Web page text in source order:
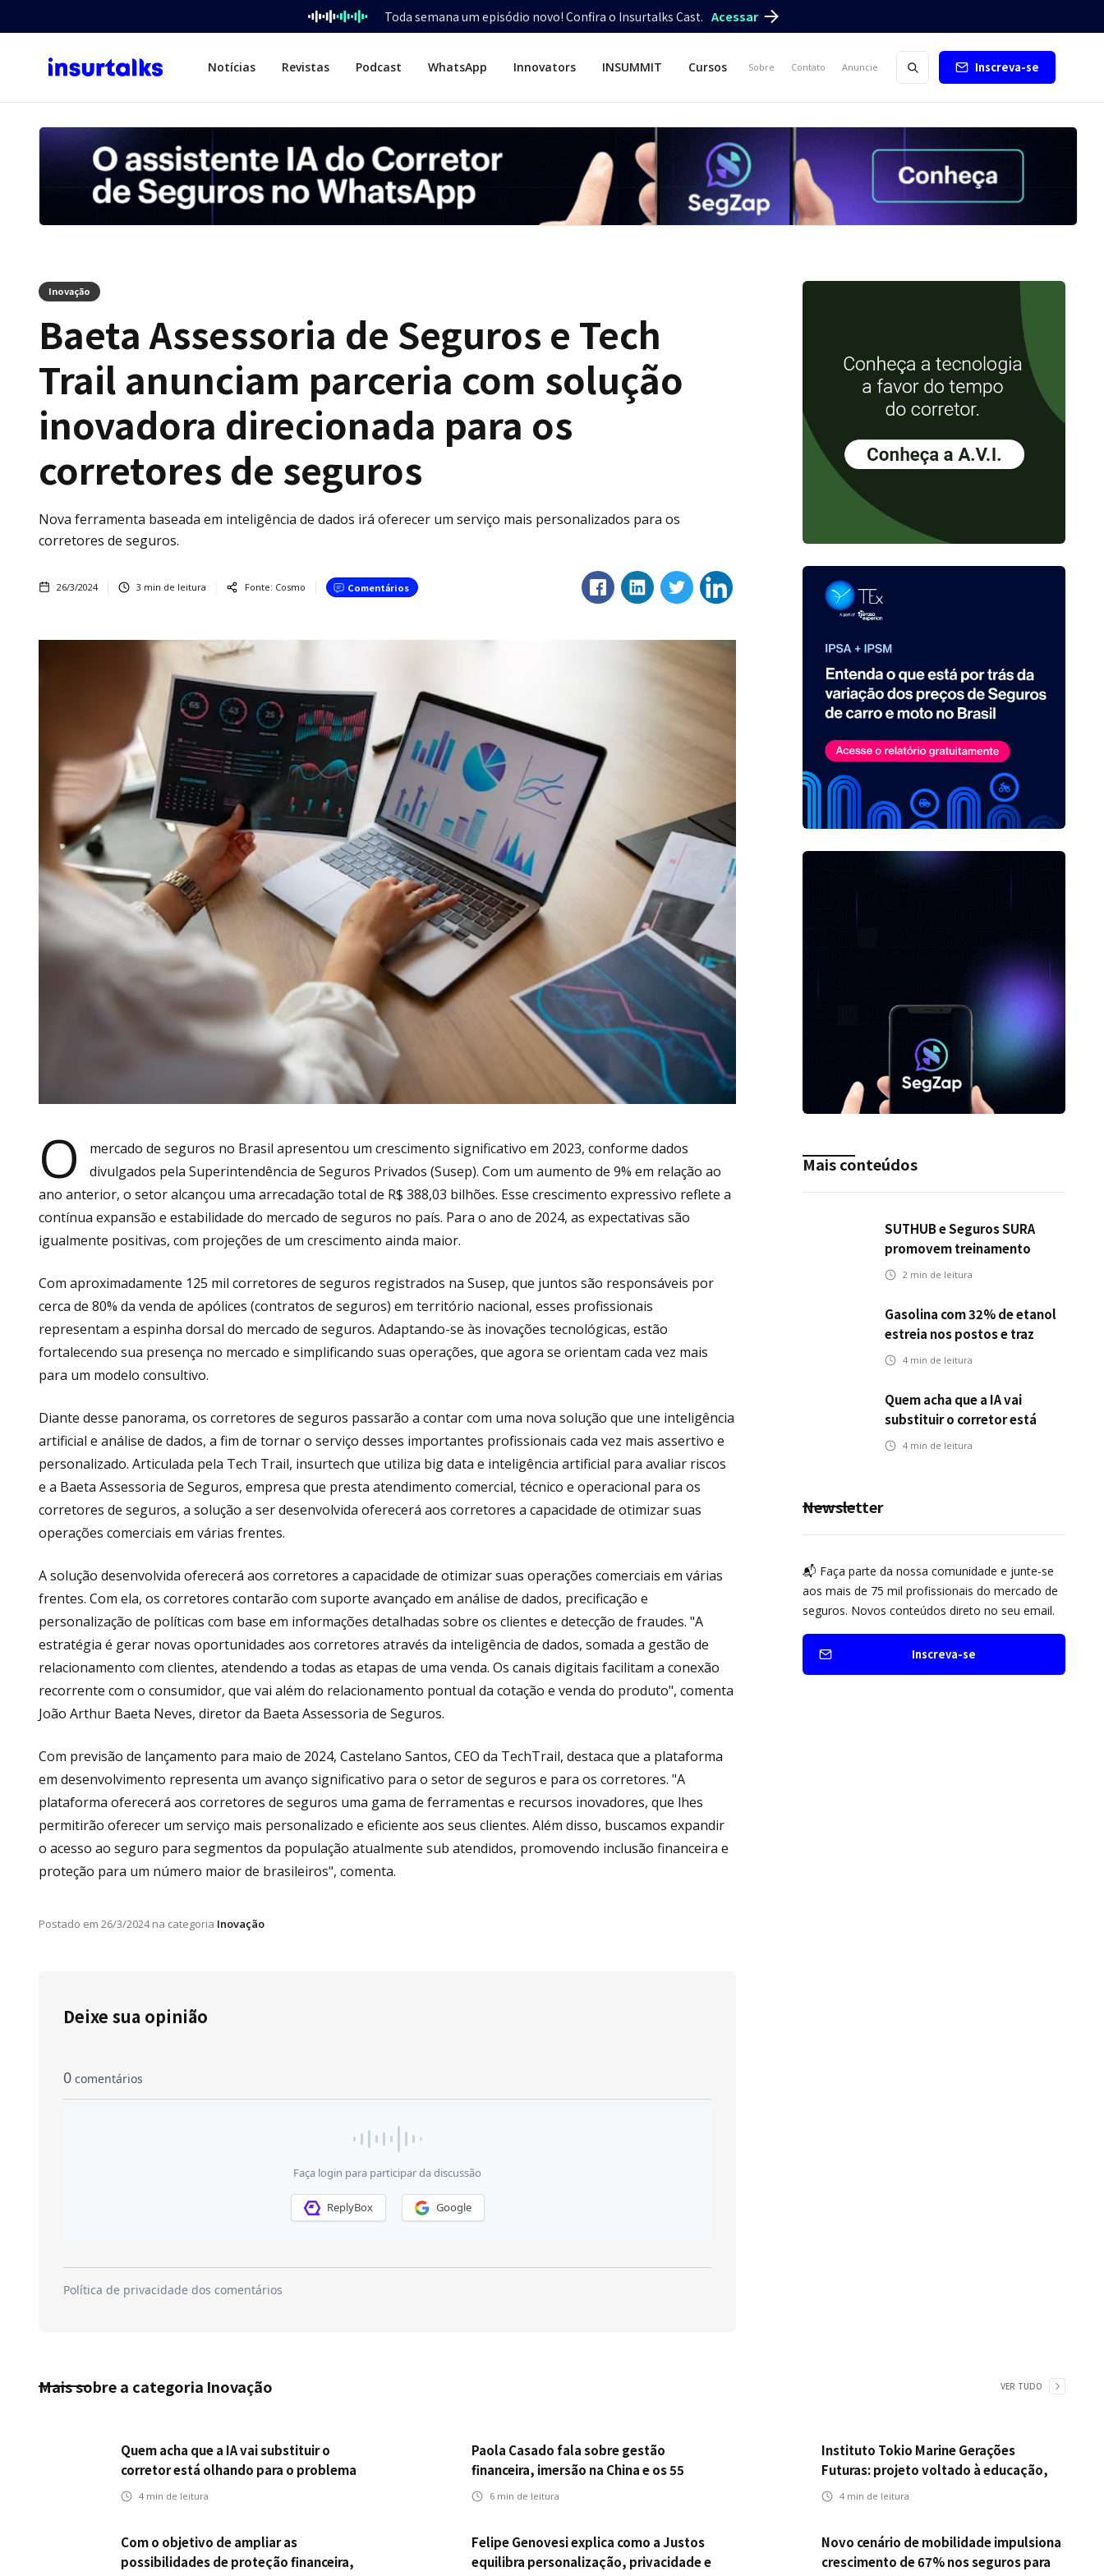
Toda semana um episódio novo! Confira o Insurtalks Cast. Acessar
Notícias Revistas Podcast WhatsApp Innovators INSUMMIT Cursos Sobre Contato Anuncie Inscreva-se
Inovação
Baeta Assessoria de Seguros e Tech
Trail anunciam parceria com solução
inovadora direcionada para os
corretores de seguros
Nova ferramenta baseada em inteligência de dados irá oferecer um serviço mais personalizados para os
corretores de seguros.
26/3/2024 3 min de leitura Fonte: Cosmo Comentários
O
mercado de seguros no Brasil apresentou um crescimento significativo em 2023, conforme dados
divulgados pela Superintendência de Seguros Privados (Susep). Com um aumento de 9% em relação ao
ano anterior, o setor alcançou uma arrecadação total de R$ 388,03 bilhões. Esse crescimento expressivo reflete a
contínua expansão e estabilidade do mercado de seguros no país. Para o ano de 2024, as expectativas são
igualmente positivas, com projeções de um crescimento ainda maior.
Com aproximadamente 125 mil corretores de seguros registrados na Susep, que juntos são responsáveis por
cerca de 80% da venda de apólices (contratos de seguros) em território nacional, esses profissionais
representam a espinha dorsal do mercado de seguros. Adaptando-se às inovações tecnológicas, estão
fortalecendo sua presença no mercado e simplificando suas operações, que agora se orientam cada vez mais
para um modelo consultivo.
Diante desse panorama, os corretores de seguros passarão a contar com uma nova solução que une inteligência
artificial e análise de dados, a fim de tornar o serviço desses importantes profissionais cada vez mais assertivo e
personalizado. Articulada pela Tech Trail, insurtech que utiliza big data e inteligência artificial para avaliar riscos
e a Baeta Assessoria de Seguros, empresa que presta atendimento comercial, técnico e operacional para os
corretores de seguros, a solução a ser desenvolvida oferecerá aos corretores a capacidade de otimizar suas
operações comerciais em várias frentes.
A solução desenvolvida oferecerá aos corretores a capacidade de otimizar suas operações comerciais em várias
frentes. Com ela, os corretores contarão com suporte avançado em análise de dados, precificação e
personalização de políticas com base em informações detalhadas sobre os clientes e detecção de fraudes. "A
estratégia é gerar novas oportunidades aos corretores através da inteligência de dados, somada a gestão de
relacionamento com clientes, atendendo a todas as etapas de uma venda. Os canais digitais facilitam a conexão
recorrente com o consumidor, que vai além do relacionamento pontual da cotação e venda do produto", comenta
João Arthur Baeta Neves, diretor da Baeta Assessoria de Seguros.
Com previsão de lançamento para maio de 2024, Castelano Santos, CEO da TechTrail, destaca que a plataforma
em desenvolvimento representa um avanço significativo para o setor de seguros e para os corretores. "A
plataforma oferecerá aos corretores de seguros uma gama de ferramentas e recursos inovadores, que lhes
permitirão oferecer um serviço mais personalizado e eficiente aos seus clientes. Além disso, buscamos expandir
o acesso ao seguro para segmentos da população atualmente sub atendidos, promovendo inclusão financeira e
proteção para um número maior de brasileiros", comenta.
Postado em 26/3/2024na categoria Inovação
Deixe sua opinião
Mais conteúdos
SUTHUB e Seguros SURA
promovem treinamento
conjunto para fortalecer a
Seguro Mobilidade no Grupo
MDS
2 min de leitura
Gasolina com 32% de etanol
estreia nos postos e traz
novos desafios para o setor
4 min de leitura
Quem acha que a IA vai
substituir o corretor está
olhando para o problema
4 min de leitura
Newsletter
📬 Faça parte da nossa comunidade e junte-se
aos mais de 75 mil profissionais do mercado de
seguros. Novos conteúdos direto no seu email.
Inscreva-se
Mais sobre a categoria Inovação VER TUDO
Quem acha que a IA vai substituir o
corretor está olhando para o problema
errado
4 min de leitura
Paola Casado fala sobre gestão
financeira, imersão na China e os 55
anos da ENS
6min de leitura
Instituto Tokio Marine Gerações
Futuras: projeto voltado à educação,
leitura e empregabilidade
4 min de leitura
Com o objetivo de ampliar as
possibilidades de proteção financeira,
Felipe Genovesi explica como a Justos
equilibra personalização, privacidade e
Novo cenário de mobilidade impulsiona
crescimento de 67% nos seguros para